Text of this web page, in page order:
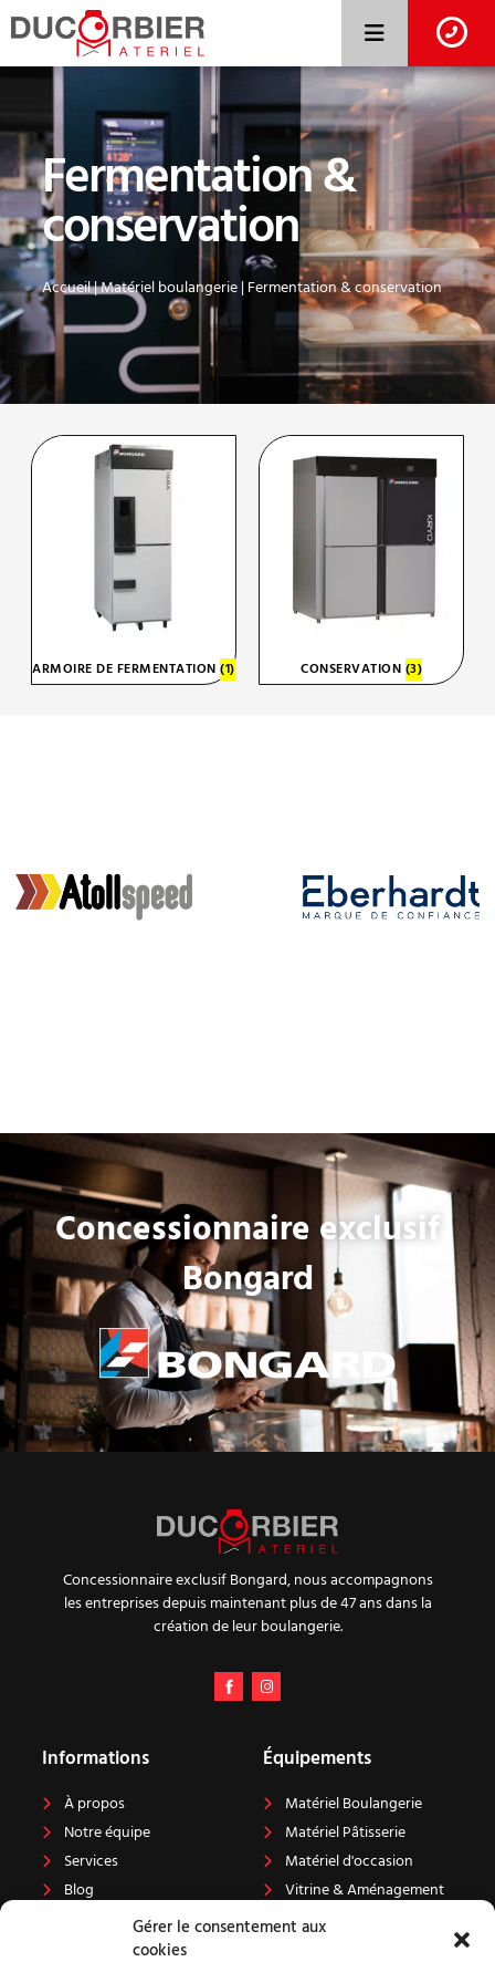
Gérer le consentement aux
cookies
Fermentation &
conservation
Accueil|Matériel boulangerie|Fermentation & conservation
ARMOIRE DE FERMENTATION(1) CONSERVATION (3)
Concessionnaire exclusif
Bongard
Concessionnaire exclusif Bongard, nous accompagnons
les entreprises depuis maintenant plus de 47 ans dans la
création de leur boulangerie.
Informations
À propos
Notre équipe
Services
Blog
Équipements
Matériel Boulangerie
Matériel Pâtisserie
Matériel d'occasion
Vitrine & Aménagement
Projets